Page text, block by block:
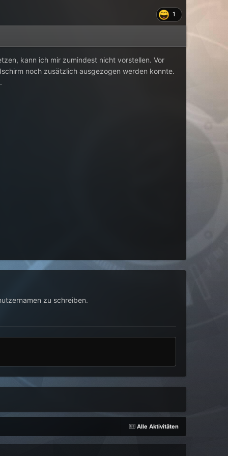
1
kann ich mir zumindest nicht vorstellen. Vor
noch zusätzlich ausgezogen werden konnte.
zu schreiben.
Alle Aktivitäten